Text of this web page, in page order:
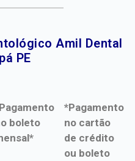
Amil Dental
PE​
boleto
*Pagamento
no cartão
de crédito
ou boleto